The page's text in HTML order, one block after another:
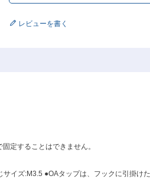
レビューを書く
定することはできません。
イズ:M3.5 ●OAタップは、フックに引掛け